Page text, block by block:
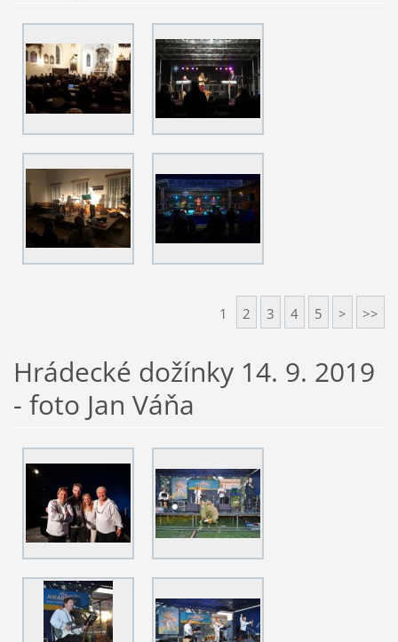
1 2 3 4 5 > >>
Hrádecké dožínky 14. 9. 2019
- foto Jan Váňa